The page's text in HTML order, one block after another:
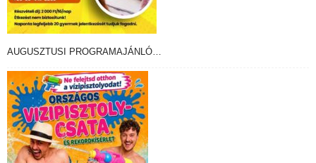
AUGUSZTUSI PROGRAMAJÁNLÓ…